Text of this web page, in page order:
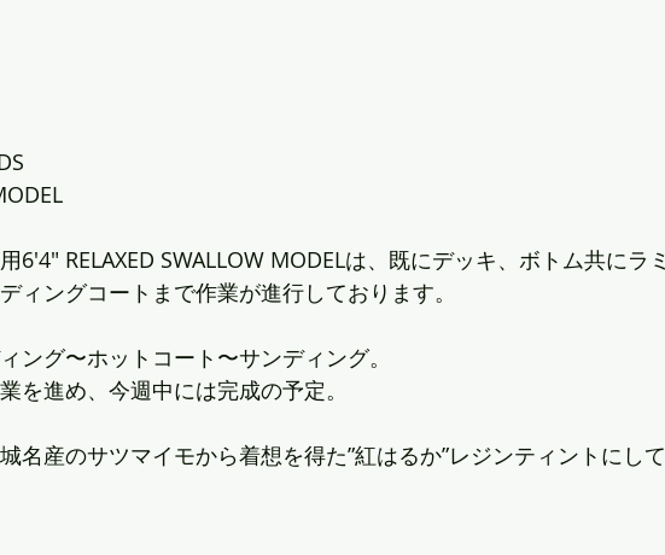
6'4" RELAXED SWALLOW MODELは、既にデッキ、ボトム共にラミ
ィングコートまで作業が進行しております。
ング〜ホットコート〜サンディング。
を進め、今週中には完成の予定。
名産のサツマイモから着想を得た”紅はるか”レジンティントにして